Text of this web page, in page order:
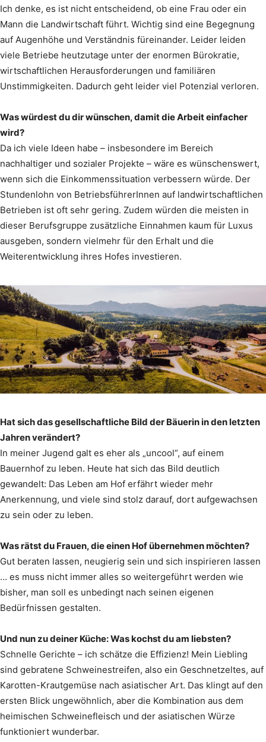
Ich denke, es ist nicht entscheidend, ob eine Frau oder ein
Mann die Landwirtschaft führt. Wichtig sind eine Begegnung
auf Augenhöhe und Verständnis füreinander. Leider leiden
viele Betriebe heutzutage unter der enormen Bürokratie,
wirtschaftlichen Herausforderungen und familiären
Unstimmigkeiten. Dadurch geht leider viel Potenzial verloren.
Was würdest du dir wünschen, damit die Arbeit einfacher
wird?
Da ich viele Ideen habe – insbesondere im Bereich
nachhaltiger und sozialer Projekte – wäre es wünschenswert,
wenn sich die Einkommenssituation verbessern würde. Der
Stundenlohn von BetriebsführerInnen auf landwirtschaftlichen
Betrieben ist oft sehr gering. Zudem würden die meisten in
dieser Berufsgruppe zusätzliche Einnahmen kaum für Luxus
ausgeben, sondern vielmehr für den Erhalt und die
Weiterentwicklung ihres Hofes investieren.
Hat sich das gesellschaftliche Bild der Bäuerin in den letzten
Jahren verändert?
In meiner Jugend galt es eher als „uncool“, auf einem
Bauernhof zu leben. Heute hat sich das Bild deutlich
gewandelt: Das Leben am Hof erfährt wieder mehr
Anerkennung, und viele sind stolz darauf, dort aufgewachsen
zu sein oder zu leben.
Was rätst du Frauen, die einen Hof übernehmen möchten?
Gut beraten lassen, neugierig sein und sich inspirieren lassen
… es muss nicht immer alles so weitergeführt werden wie
bisher, man soll es unbedingt nach seinen eigenen
Bedürfnissen gestalten.
Und nun zu deiner Küche: Was kochst du am liebsten?
Schnelle Gerichte – ich schätze die Effizienz! Mein Liebling
sind gebratene Schweinestreifen, also ein Geschnetzeltes, auf
Karotten-Krautgemüse nach asiatischer Art. Das klingt auf den
ersten Blick ungewöhnlich, aber die Kombination aus dem
heimischen Schweinefleisch und der asiatischen Würze
funktioniert wunderbar.